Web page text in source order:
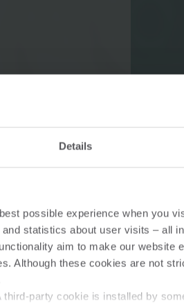
Details
possible experience when you
statistics about user visits – all
aim to make our website
Although these cookies are not
party cookie is installed by
utilisation
de sous-comptage